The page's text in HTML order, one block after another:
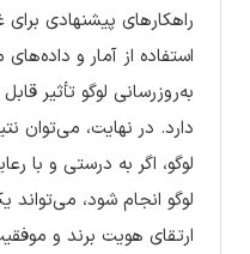
راهکارهای پیشنهادی
استفاده از آمار و
به‌روزرسانی لوگو تأثیر
دارد. در نهایت، می‌توان
لوگو، اگر به درستی و با
لوگو انجام شود،
ارتقای هویت برند و